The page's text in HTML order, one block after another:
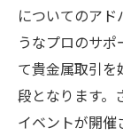
についてのアド
うなプロのサ
て貴金属取引
段となります。
イベントが開